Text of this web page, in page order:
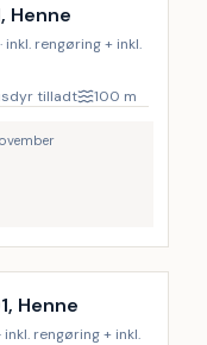
Henne
inkl. rengøring + inkl.
tilladt 100 m
Henne
inkl. rengøring + inkl.